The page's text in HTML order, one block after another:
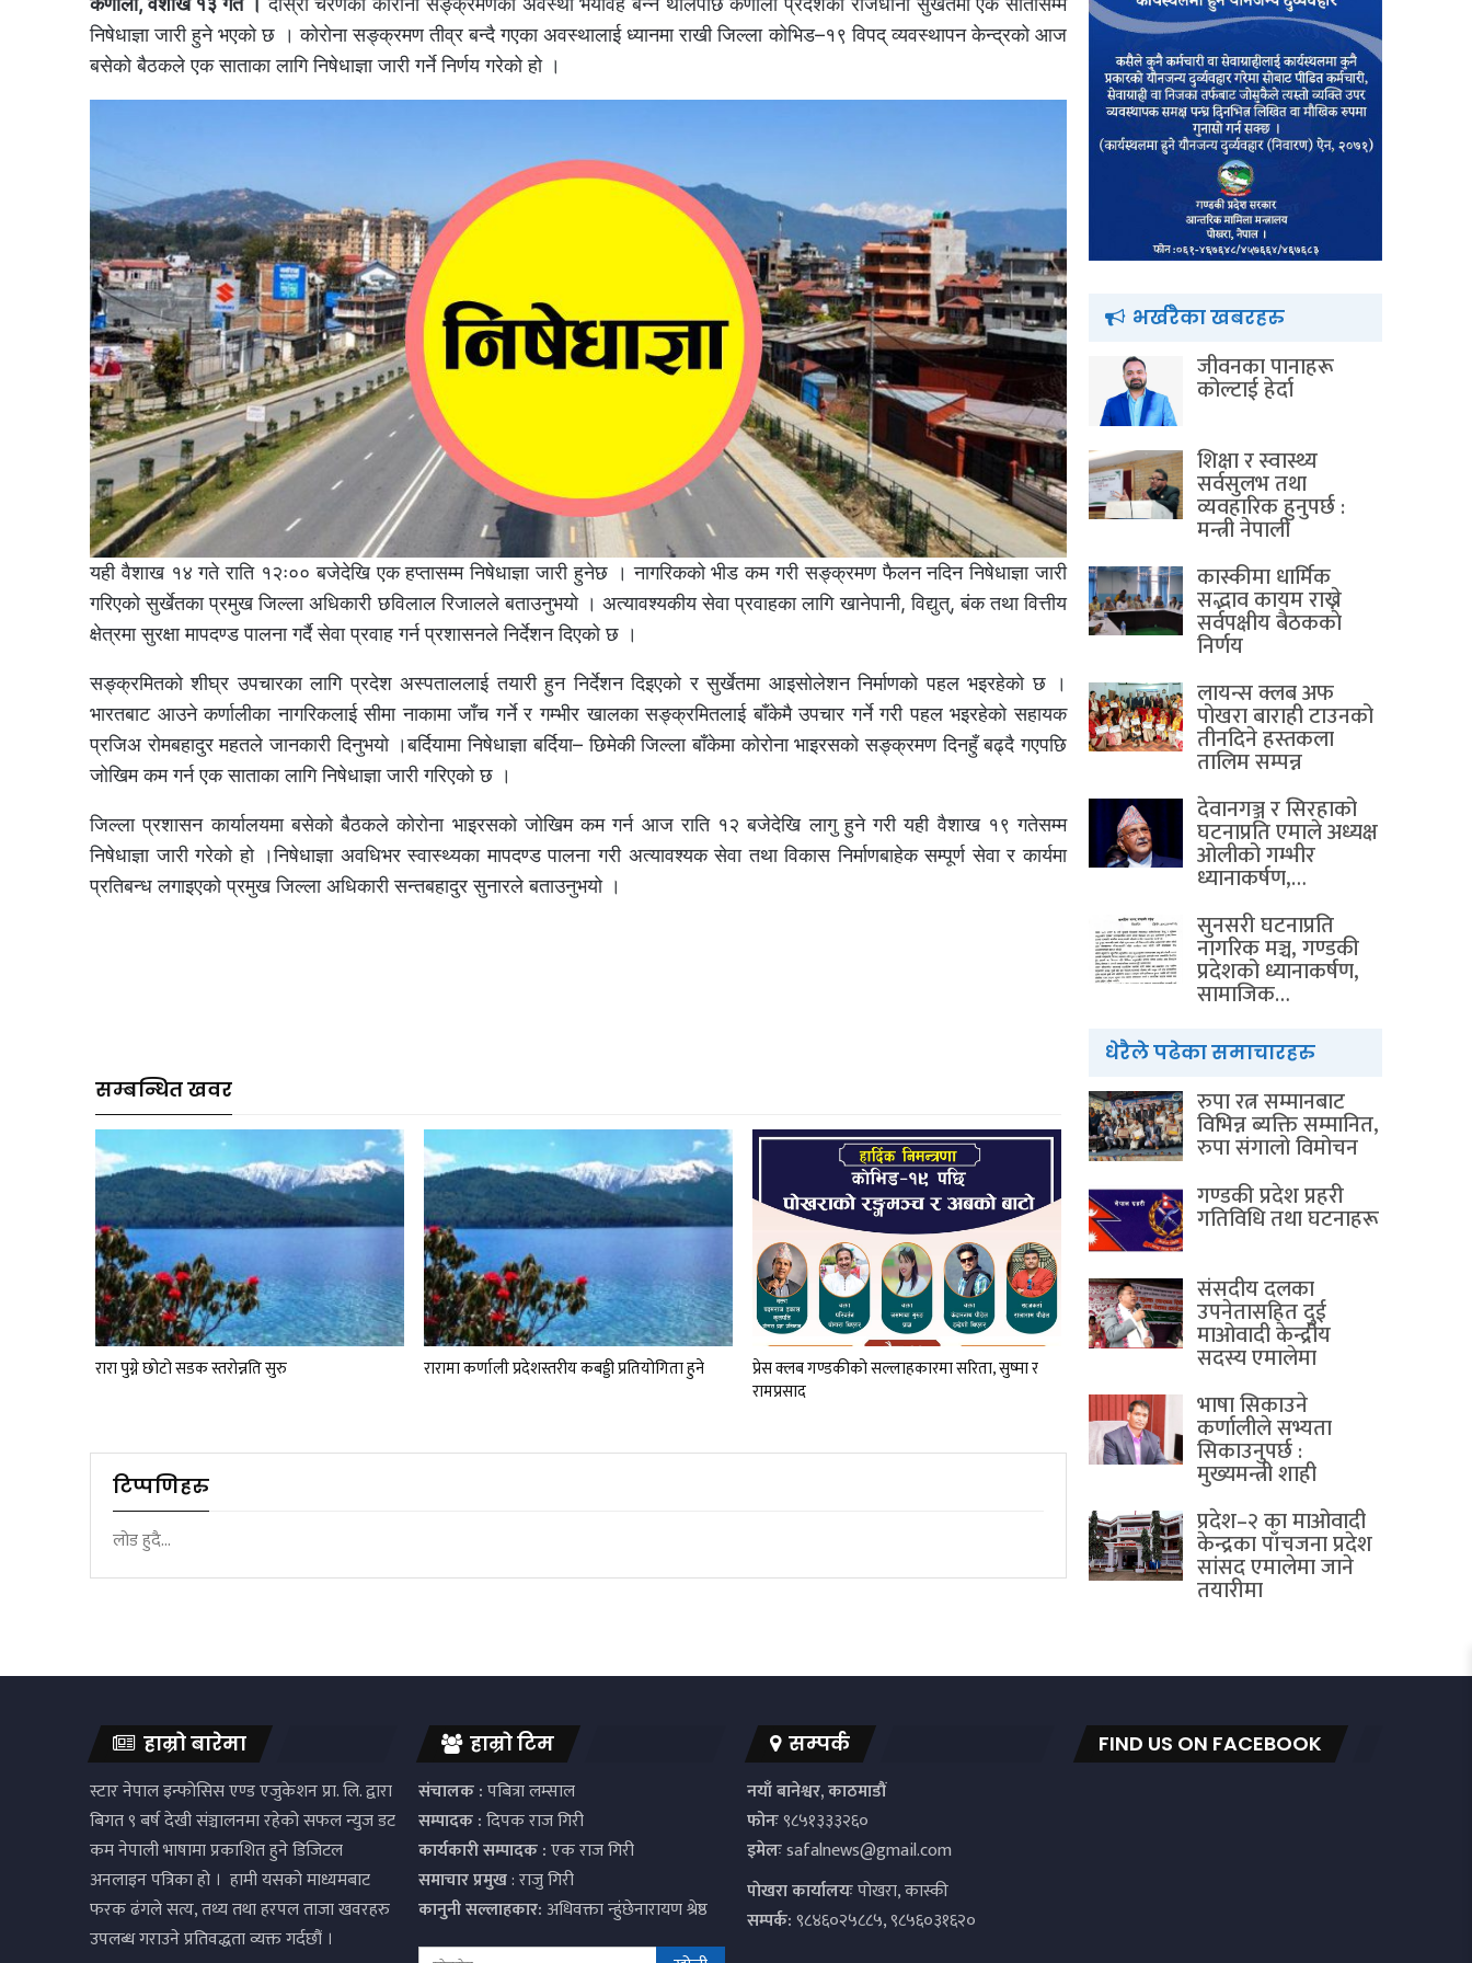
निषेधाज्ञा जारी हुने भएको छ । कोरोना सङ्क्रमण तीव्र बन्दै गएका अवस्थालाई ध्यानमा राखी जिल्ला कोभिड–१९ विपद् व्यवस्थापन केन्द्रको आज
बसेको बैठकले एक साताका लागि निषेधाज्ञा जारी गर्ने निर्णय गरेको हो ।
यही वैशाख १४ गते राति १२ः०० बजेदेखि एक हप्तासम्म निषेधाज्ञा जारी हुनेछ । नागरिकको भीड कम गरी सङ्क्रमण फैलन नदिन निषेधाज्ञा जारी
गरिएको सुर्खेतका प्रमुख जिल्ला अधिकारी छविलाल रिजालले बताउनुभयो । अत्यावश्यकीय सेवा प्रवाहका लागि खानेपानी, विद्युत्, बंक तथा वित्तीय
क्षेत्रमा सुरक्षा मापदण्ड पालना गर्दै सेवा प्रवाह गर्न प्रशासनले निर्देशन दिएको छ ।
सङ्क्रमितको शीघ्र उपचारका लागि प्रदेश अस्पताललाई तयारी हुन निर्देशन दिइएको र सुर्खेतमा आइसोलेशन निर्माणको पहल भइरहेको छ ।
भारतबाट आउने कर्णालीका नागरिकलाई सीमा नाकामा जाँच गर्ने र गम्भीर खालका सङ्क्रमितलाई बाँकेमै उपचार गर्ने गरी पहल भइरहेको सहायक
प्रजिअ रोमबहादुर महतले जानकारी दिनुभयो ।बर्दियामा निषेधाज्ञा बर्दिया– छिमेकी जिल्ला बाँकेमा कोरोना भाइरसको सङ्क्रमण दिनहुँ बढ्दै गएपछि
जोखिम कम गर्न एक साताका लागि निषेधाज्ञा जारी गरिएको छ ।
जिल्ला प्रशासन कार्यालयमा बसेको बैठकले कोरोना भाइरसको जोखिम कम गर्न आज राति १२ बजेदेखि लागु हुने गरी यही वैशाख १९ गतेसम्म
निषेधाज्ञा जारी गरेको हो ।निषेधाज्ञा अवधिभर स्वास्थ्यका मापदण्ड पालना गरी अत्यावश्यक सेवा तथा विकास निर्माणबाहेक सम्पूर्ण सेवा र कार्यमा
प्रतिबन्ध लगाइएको प्रमुख जिल्ला अधिकारी सन्तबहादुर सुनारले बताउनुभयो ।
सम्बन्धित खवर
रारा पुग्ने छोटो सडक स्तरोन्नति सुरु रारामा कर्णाली प्रदेशस्तरीय कबड्डी प्रतियोगिता हुने
प्रेस क्लब गण्डकीको सल्लाहकारमा सरिता, सुष्मा र
रामप्रसाद
टिप्पणिहरु
लोड हुदै...
भर्खरैका खबरहरु
जीवनका पानाहरू
कोल्टाई हेर्दा
शिक्षा र स्वास्थ्य
सर्वसुलभ तथा
व्यवहारिक हुनुपर्छ :
मन्त्री नेपाली
कास्कीमा धार्मिक
सद्भाव कायम राख्ने
सर्वपक्षीय बैठककाे
निर्णय
लायन्स क्लब अफ
पोखरा बाराही टाउनको
तीनदिने हस्तकला
तालिम सम्पन्न
देवानगञ्ज र सिरहाको
घटनाप्रति एमाले अध्यक्ष
ओलीको गम्भीर
ध्यानाकर्षण,…
सुनसरी घटनाप्रति
नागरिक मञ्च, गण्डकी
प्रदेशको ध्यानाकर्षण,
सामाजिक…
धेरैले पढेका समाचारहरु
रुपा रत्न सम्मानबाट
विभिन्न ब्यक्ति सम्मानित,
रुपा संगालो विमोचन
गण्डकी प्रदेश प्रहरी
गतिविधि तथा घटनाहरू
संसदीय दलका
उपनेतासहित दुई
माओवादी केन्द्रीय
सदस्य एमालेमा
भाषा सिकाउने
कर्णालीले सभ्यता
सिकाउनुपर्छ :
मुख्यमन्त्री शाही
प्रदेश–२ का माओवादी
केन्द्रका पाँचजना प्रदेश
सांसद एमालेमा जाने
तयारीमा
हाम्रो बारेमा
स्टार नेपाल इन्फोसिस एण्ड एजुकेशन प्रा. लि. द्वारा
बिगत ९ बर्ष देखी संञ्चालनमा रहेको सफल न्युज डट
कम नेपाली भाषामा प्रकाशित हुने डिजिटल
अनलाइन पत्रिका हो । हामी यसको माध्यमबाट
फरक ढंगले सत्य, तथ्य तथा हरपल ताजा खवरहरु
उपलब्ध गराउने प्रतिवद्धता व्यक्त गर्दछौं ।
हाम्रो टिम
संचालक :पबित्रा लम्साल
सम्पादक :दिपक राज गिरी
कार्यकारी सम्पादक :एक राज गिरी
समाचार प्रमुख: राजु गिरी
कानुनी सल्लाहकार:अधिवक्ता न्हुंछेनारायण श्रेष्ठ
सम्पर्क
नयाँ बानेश्वर, काठमाडौं
फोनः९८५१३३३२६०
इमेलःsafalnews@gmail.com
पाेखरा कार्यालयःपोखरा, कास्की
सम्पर्क:९८४६०२५८८५, ९८५६०३१६२०
FIND US ON FACEBOOK